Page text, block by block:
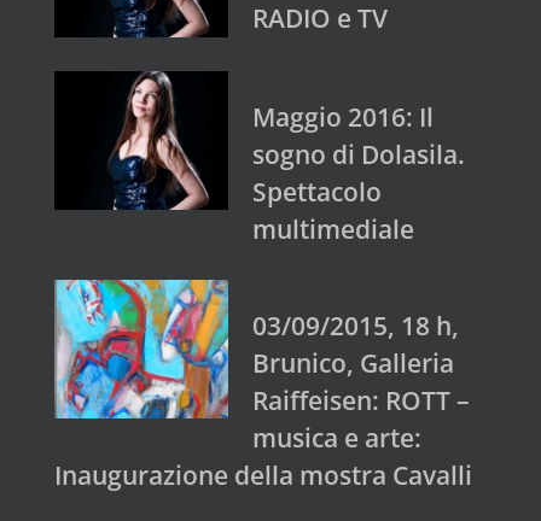
RADIO e TV
Maggio 2016: Il
sogno di Dolasila.
Spettacolo
multimediale
03/09/2015, 18 h,
Brunico, Galleria
Raiffeisen: ROTT –
musica e arte:
Inaugurazione della mostra Cavalli